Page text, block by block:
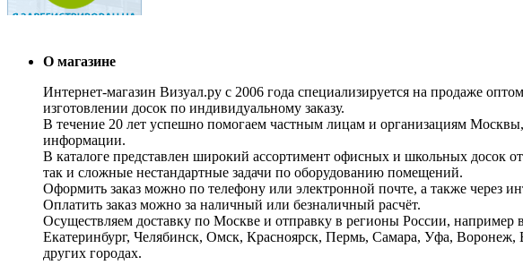
О магазине
Интернет-магазин Визуал.ру с 2006 года специализируется на продаже
изготовлении досок по индивидуальному заказу.
В течение 20 лет успешно помогаем частным лицам и организациям
информации.
В каталоге представлен широкий ассортимент офисных и школьных
так и сложные нестандартные задачи по оборудованию помещений.
Оформить заказ можно по телефону или электронной почте, а также через
Оплатить заказ можно за наличный или безналичный расчёт.
Осуществляем доставку по Москве и отправку в регионы России,
Екатеринбург, Челябинск, Омск, Красноярск, Пермь, Самара, Уфа,
других городах.